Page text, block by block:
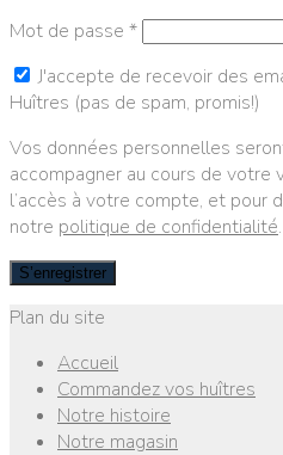
Mot de passe *
J'accepte de recevoir des
Huîtres (pas de spam, promis!)
Vos données personnelles
accompagner au cours de votre
l’accès à votre compte, et pour
notre politique de confidentialité.
S’enregistrer
Plan du site
Accueil
Commandez vos huîtres
Notre histoire
Notre magasin